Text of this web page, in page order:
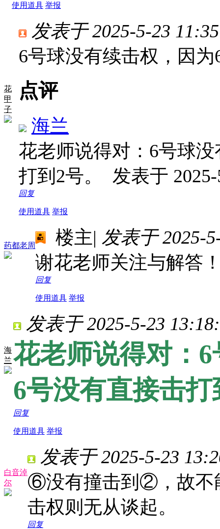
使用道具 举报
花
甲
子
发表于 2025-5-23
6号球没有续击权，因
点评
海兰
花老师说得对：6号球
打到2号。 发表于
回复
使用道具 举报
药都老周 楼主| 发表于 2025-
谢花老师关注与解答
回复
使用道具 举报
海
兰
发表于 2025-5-23
花老师说得对：
6号没有直接击打
回复
使用道具 举报
白音淖
尔
发表于 2025-5-23
⑥没有撞击到②，故不
击权则无从谈起。
回复